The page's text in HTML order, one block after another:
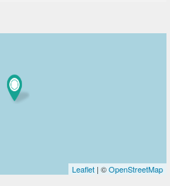
Leaflet | ©OpenStreetMap